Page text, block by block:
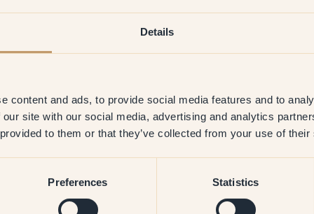
Details
content and ads, to provide social media features and to
site with our social media, advertising and analytics
to them or that they’ve collected from your use of
Preferences Statistics
harmonie heel belangrijk.
145 — Pompeii,
het houtwerk. We
Zo zorgt het geel in de
een gezellige en